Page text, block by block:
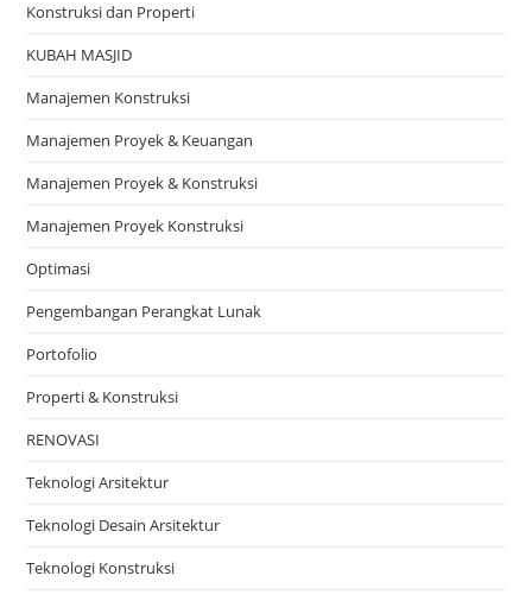
Konstruksi dan Properti
KUBAH MASJID
Manajemen Konstruksi
Manajemen Proyek & Keuangan
Manajemen Proyek & Konstruksi
Manajemen Proyek Konstruksi
Optimasi
Pengembangan Perangkat Lunak
Portofolio
Properti & Konstruksi
RENOVASI
Teknologi Arsitektur
Teknologi Desain Arsitektur
Teknologi Konstruksi